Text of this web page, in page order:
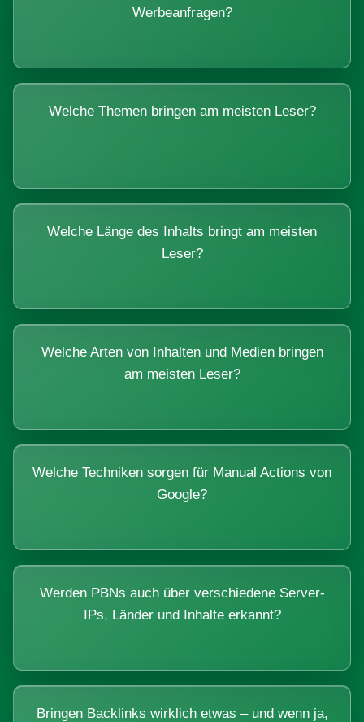
Werbeanfragen?
Welche Themen bringen am meisten Leser?
Welche Länge des Inhalts bringt am meisten
Leser?
Welche Arten von Inhalten und Medien bringen
am meisten Leser?
Welche Techniken sorgen für Manual Actions von
Google?
Werden PBNs auch über verschiedene Server-
IPs, Länder und Inhalte erkannt?
Bringen Backlinks wirklich etwas – und wenn ja,